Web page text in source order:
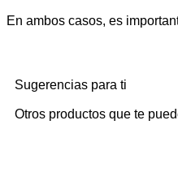
En ambos casos, es
Sugerencias para ti
Otros productos que te